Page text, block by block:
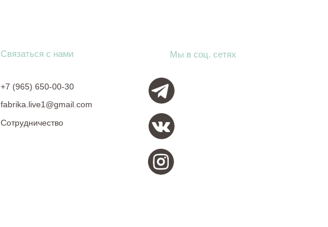
Мы в соц. сетях
Связаться с нами
Сотрудничество
+7 (965) 650-00-30
fabrika.live1@gmail.com